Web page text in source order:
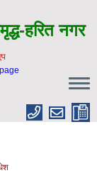
हरित नगर